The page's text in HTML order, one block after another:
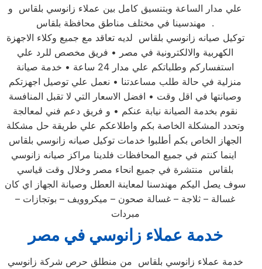
علي مدار الساعة وبتنسيق كامل بين عملاء زانوسي بلقاس و
مهندسينا في مختلف مناطق محافظة بلقاس .
توكيل صيانه زانوسي بلقاس لديه تعاقد مع جميع وكلاء الاجهزة
الكهربية والالكترونية في مصر • فريق مخصص للرد علي
استفساركم وطلباتكم علي مدار 24 ساعة • خدمة صيانة
منزلية في حالة طلب مساعدتنا • نعمل علي توصيل اجهزتكم
وصيانتها في اقل وقت • افضل الاسعار التي لا تقبل المنافسة
نقوم بخدمة الصيانة نيابة عنكم • و فريق دعم فني لمعالجة
وتحدد المشكلة الخاصة بكم واطلاعكم علي طريقة حل مشكلة
الجهاز الخاص بكم أطلبوا خدمات توكيل صيانه زانوسي بلقاس
اينما كنتم في جميع المحافظات فلدينا مراكز صيانه زانوسي
بلقاس منتشرة في جميع انحاء مصر وخلال وقت قياسي
سوف يصل اليكم مهندسنا لمعاينة العطل وصيانة الجهاز اي كان
غسالة – ثلاجة – غسالة صحون – ميكروويف – بوتجازات –
مبردات
خدمة عملاء زانوسي في مصر
خدمة عملاء زانوسي بلقاس من منطلق حرص شركة زانوسي